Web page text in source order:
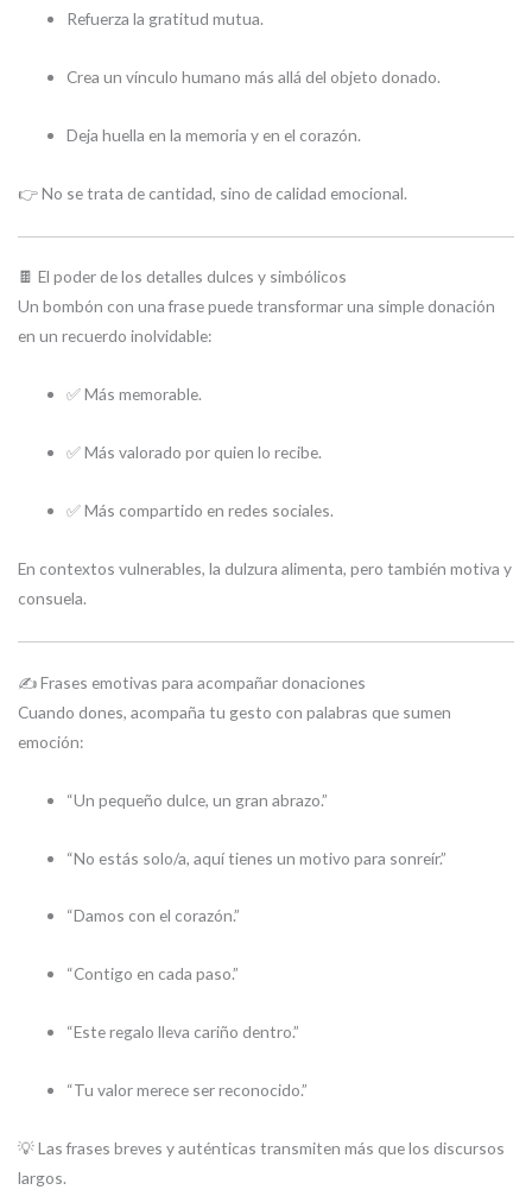
Refuerza la gratitud mutua.
Crea un vínculo humano más allá del objeto donado.
Deja huella en la memoria y en el corazón.
👉 No se trata de cantidad, sino de calidad emocional.
🍫 El poder de los detalles dulces y simbólicos
Un bombón con una frase puede transformar una simple donación
en un recuerdo inolvidable:
✅ Más memorable.
✅ Más valorado por quien lo recibe.
✅ Más compartido en redes sociales.
En contextos vulnerables, la dulzura alimenta, pero también motiva y
consuela.
✍️ Frases emotivas para acompañar donaciones
Cuando dones, acompaña tu gesto con palabras que sumen
emoción:
“Un pequeño dulce, un gran abrazo.”
“No estás solo/a, aquí tienes un motivo para sonreír.”
“Damos con el corazón.”
“Contigo en cada paso.”
“Este regalo lleva cariño dentro.”
“Tu valor merece ser reconocido.”
💡 Las frases breves y auténticas transmiten más que los discursos
largos.